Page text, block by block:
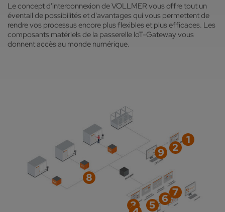
Le concept d'interconnexion de VOLLMER vous offre tout un
éventail de possibilités et d'avantages qui vous permettent de
rendre vos processus encore plus flexibles et plus efficaces. Les
composants matériels de la passerelle IoT-Gateway vous
donnent accès au monde numérique.